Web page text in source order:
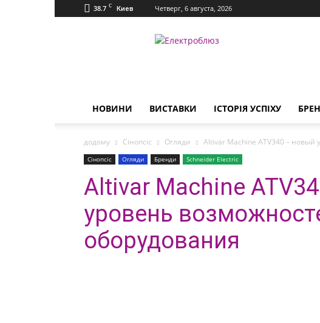
38.7 C Киев Четверг, 6 августа, 2026
Електроблюз
НОВИНИ ВИСТАВКИ ІСТОРІЯ УСПІХУ
додому Сінопсіс Огляди Altivar Machine ATV340 –
Сінопсіс Огляди Бренди Schneider Electric
Altivar Machine
уровень
оборудования